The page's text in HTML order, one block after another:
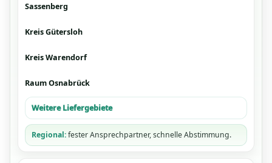
Sassenberg
Kreis Gütersloh
Kreis Warendorf
Raum Osnabrück
Weitere Liefergebiete
Regional:fester Ansprechpartner, schnelle Abstimmung.